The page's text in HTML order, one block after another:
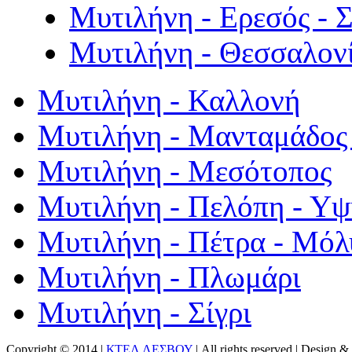
Μυτιλήνη - Ερεσός -
Μυτιλήνη -
Μυτιλήνη - Καλλονή
Μυτιλήνη - Μανταμάδος
Μυτιλήνη - Μεσότοπος
Μυτιλήνη - Πελόπη -
Μυτιλήνη - Πέτρα -
Μυτιλήνη - Πλωμάρι
Μυτιλήνη - Σίγρι